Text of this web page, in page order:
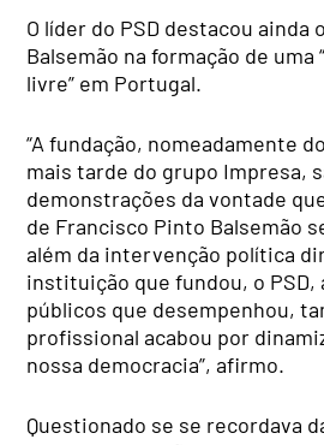
O líder do PSD destacou ainda
Balsemão na formação de uma
livre” em Portugal.
“A fundação, nomeadamente
mais tarde do grupo Impresa,
demonstrações da vontade
de Francisco Pinto Balsemão
além da intervenção política
instituição que fundou, o PSD,
públicos que desempenhou,
profissional acabou por
nossa democracia”, afirmo.
Questionado se se recordava